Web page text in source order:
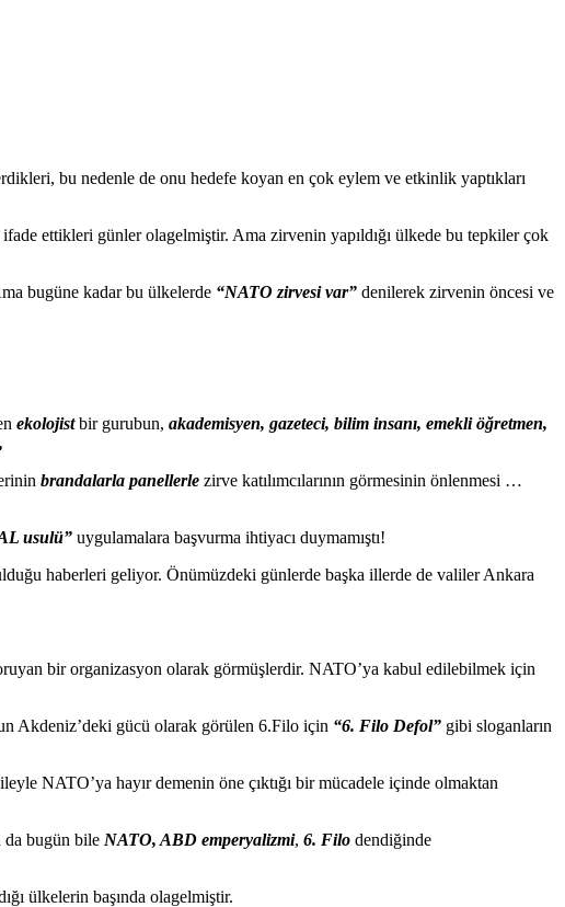
bu nedenle de onu hedefe koyan en çok eylem ve etkinlik yaptıkları
ettikleri günler olagelmiştir. Ama zirvenin yapıldığı ülkede bu tepkiler çok
bugüne kadar bu ülkelerde “NATO zirvesi var” denilerek zirvenin öncesi ve
ekolojistbir gurubun, akademisyen, gazeteci, bilim insanı, emekli öğretmen,
brandalarla panellerle zirve katılımcılarının görmesinin önlenmesi …
usulü” uygulamalara başvurma ihtiyacı duymamıştı!
haberleri geliyor. Önümüzdeki günlerde başka illerde de valiler Ankara
bir organizasyon olarak görmüşlerdir. NATO’ya kabul edilebilmek için
Akdeniz’deki gücü olarak görülen 6.Filo için “6. Filo Defol” gibi sloganların
NATO’ya hayır demenin öne çıktığı bir mücadele içinde olmaktan
da bugün bile NATO, ABD emperyalizmi, 6. Filo dendiğinde
ülkelerin başında olagelmiştir.